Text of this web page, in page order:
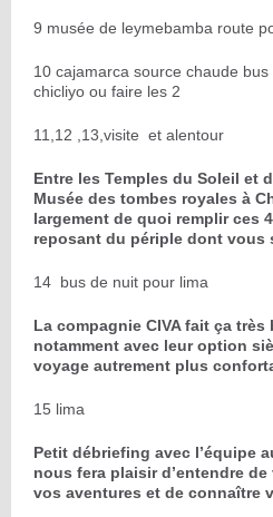
9 musée de leymebamba route
10 cajamarca source chaude
chicliyo ou faire les 2
11,12 ,13,visite et alentour
Entre les Temples du Soleil et
Musée des tombes royales à
largement de quoi remplir ces
reposant du périple dont vous
14 bus de nuit pour lima
La compagnie CIVA fait ça très
notamment avec leur option
voyage autrement plus
15 lima
Petit débriefing avec l’équipe
nous fera plaisir d’entendre
vos aventures et de connaître